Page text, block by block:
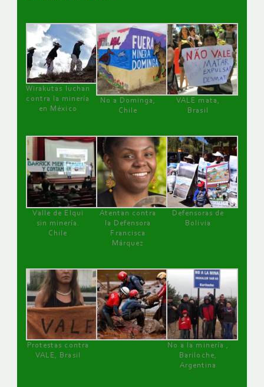
Wirakutas luchan
contra la minería
en México
No a Dominga,
Chile
VALE mata,
Brasil
Valle de Elqui
sin minería.
Chile
Atentan contra
la Defensora
Francisca
Márquez
Defensoras de
Bolivia
Protestas contra
VALE, Brasil
No a la minería ,
Bariloche,
Argentina